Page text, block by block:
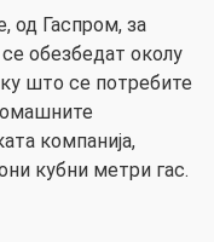
од Гаспром, за
обезбедат околу
што се потребите
компанија,
кубни метри гас.